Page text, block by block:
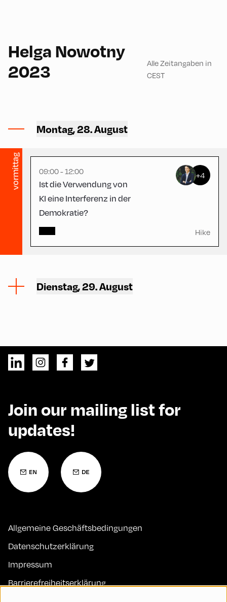
Helga Nowotny
2023
Alle Zeitangaben in
CEST
Montag, 28. August
vormittag
1
09:00 - 12:00
Ist die Verwendung von
KI eine Interferenz in der
Demokratie?
+4
Hike
Dienstag, 29. August
Join our mailing list for
updates!
Allgemeine Geschäftsbedingungen
Datenschutzerklärung
Impressum
Barrierefreiheitserklärung